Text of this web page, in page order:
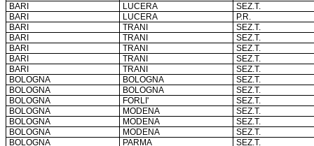
BARI
LUCERA
SEZ.T.
BARI
LUCERA
P.R.
BARI
TRANI
SEZ.T.
BARI
TRANI
SEZ.T.
BARI
TRANI
SEZ.T.
BARI
TRANI
SEZ.T.
BARI
TRANI
SEZ.T.
BOLOGNA
BOLOGNA
SEZ.T.
BOLOGNA
BOLOGNA
SEZ.T.
BOLOGNA
FORLI'
SEZ.T.
BOLOGNA
MODENA
SEZ.T.
BOLOGNA
MODENA
SEZ.T.
BOLOGNA
MODENA
SEZ.T.
BOLOGNA
PARMA
SEZ.T.